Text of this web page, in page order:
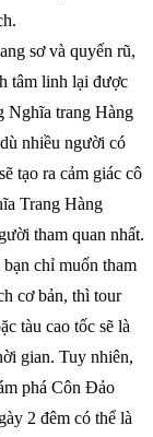
sơ và quyến rũ,
tâm linh lại được
Nghĩa trang Hàng
nhiều người có
tạo ra cảm giác cô
Trang Hàng
tham quan nhất.
chỉ muốn tham
cơ bản, thì tour
tàu cao tốc sẽ là
gian. Tuy nhiên,
phá Côn Đảo
2 đêm có thể là